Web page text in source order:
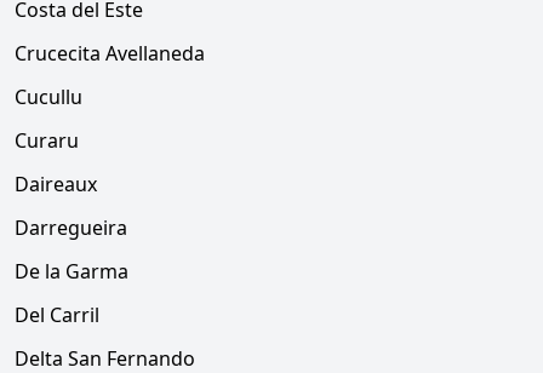
Costa del Este
Crucecita Avellaneda
Cucullu
Curaru
Daireaux
Darregueira
De la Garma
Del Carril
Delta San Fernando